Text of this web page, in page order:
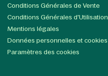
Conditions Générales de Vente
Conditions Générales d'Utilisation
Mentions légales
Données personnelles et cookies
Paramètres des cookies